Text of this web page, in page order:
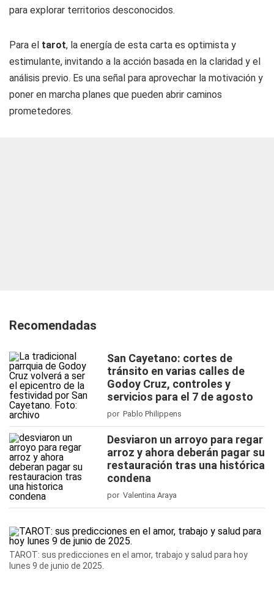
para explorar territorios desconocidos.
Para el tarot, la energía de esta carta es optimista y
estimulante, invitando a la acción basada en la claridad y el
análisis previo. Es una señal para aprovechar la motivación y
poner en marcha planes que pueden abrir caminos
prometedores.
Recomendadas
San Cayetano: cortes de
tránsito en varias calles de
Godoy Cruz, controles y
servicios para el 7 de agosto
por Pablo Philippens
Desviaron un arroyo para regar
arroz y ahora deberán pagar su
restauración tras una histórica
condena
por Valentina Araya
TAROT: sus predicciones en el amor, trabajo y salud para hoy
lunes 9 de junio de 2025.